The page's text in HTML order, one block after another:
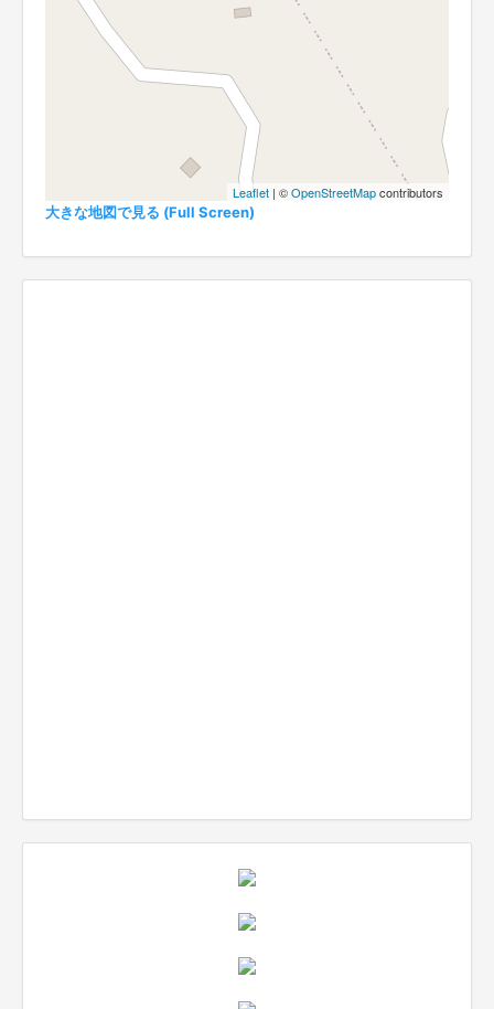
Leaflet | ©OpenStreetMapcontributors
大きな地図で見る (Full Screen)